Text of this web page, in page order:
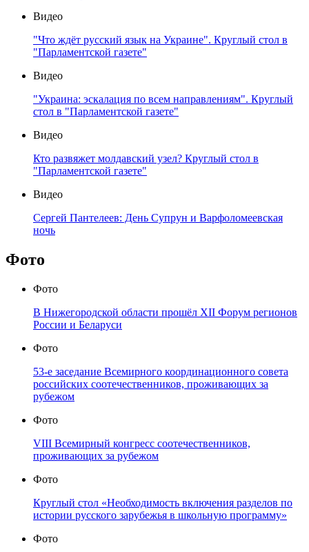
Видео
"Что ждёт русский язык на Украине". Круглый стол в
"Парламентской газете"
Видео
"Украина: эскалация по всем направлениям". Круглый
стол в "Парламентской газете"
Видео
Кто развяжет молдавский узел? Круглый стол в
"Парламентской газете"
Видео
Сергей Пантелеев: День Супрун и Варфоломеевская
ночь
Фото
Фото
В Нижегородской области прошёл XII Форум регионов
России и Беларуси
Фото
53-е заседание Всемирного координационного совета
российских соотечественников, проживающих за
рубежом
Фото
VIII Всемирный конгресс соотечественников,
проживающих за рубежом
Фото
Круглый стол «Необходимость включения разделов по
истории русского зарубежья в школьную программу»
Фото